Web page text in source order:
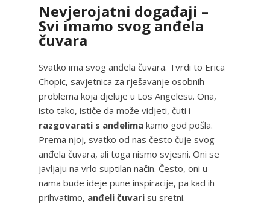
Nevjerojatni događaji –
Svi imamo svog anđela
čuvara
Svatko ima svog anđela čuvara. Tvrdi to Erica
Chopic, savjetnica za rješavanje osobnih
problema koja djeluje u Los Angelesu. Ona,
isto tako, ističe da može vidjeti, čuti i
razgovarati s anđelima kamo god pošla.
Prema njoj, svatko od nas često čuje svog
anđela čuvara, ali toga nismo svjesni. Oni se
javljaju na vrlo suptilan način. Često, oni u
nama bude ideje pune inspiracije, pa kad ih
prihvatimo, anđeli čuvari su sretni.